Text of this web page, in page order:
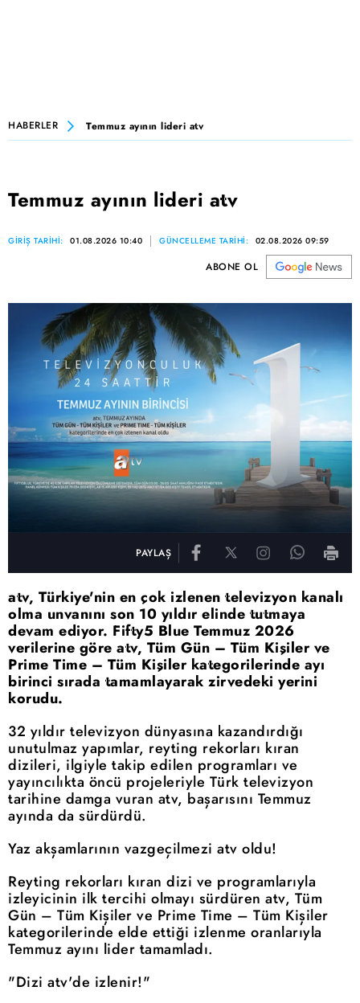
HABERLER Temmuz ayının lideri atv
Temmuz ayının lideri atv
GİRİŞ TARİHİ: 01.08.2026 10:40 GÜNCELLEME TARİHİ: 02.08.2026 09:59
ABONE OL
PAYLAŞ
atv, Türkiye'nin en çok izlenen televizyon kanalı
olma unvanını son 10 yıldır elinde tutmaya
devam ediyor. Fifty5 Blue Temmuz 2026
verilerine göre atv, Tüm Gün – Tüm Kişiler ve
Prime Time – Tüm Kişiler kategorilerinde ayı
birinci sırada tamamlayarak zirvedeki yerini
korudu.
32 yıldır televizyon dünyasına kazandırdığı
unutulmaz yapımlar, reyting rekorları kıran
dizileri, ilgiyle takip edilen programları ve
yayıncılıkta öncü projeleriyle Türk televizyon
tarihine damga vuran atv, başarısını Temmuz
ayında da sürdürdü.
Yaz akşamlarının vazgeçilmezi atv oldu!
Reyting rekorları kıran dizi ve programlarıyla
izleyicinin ilk tercihi olmayı sürdüren atv, Tüm
Gün – Tüm Kişiler ve Prime Time – Tüm Kişiler
kategorilerinde elde ettiği izlenme oranlarıyla
Temmuz ayını lider tamamladı.
"Dizi atv'de izlenir!"